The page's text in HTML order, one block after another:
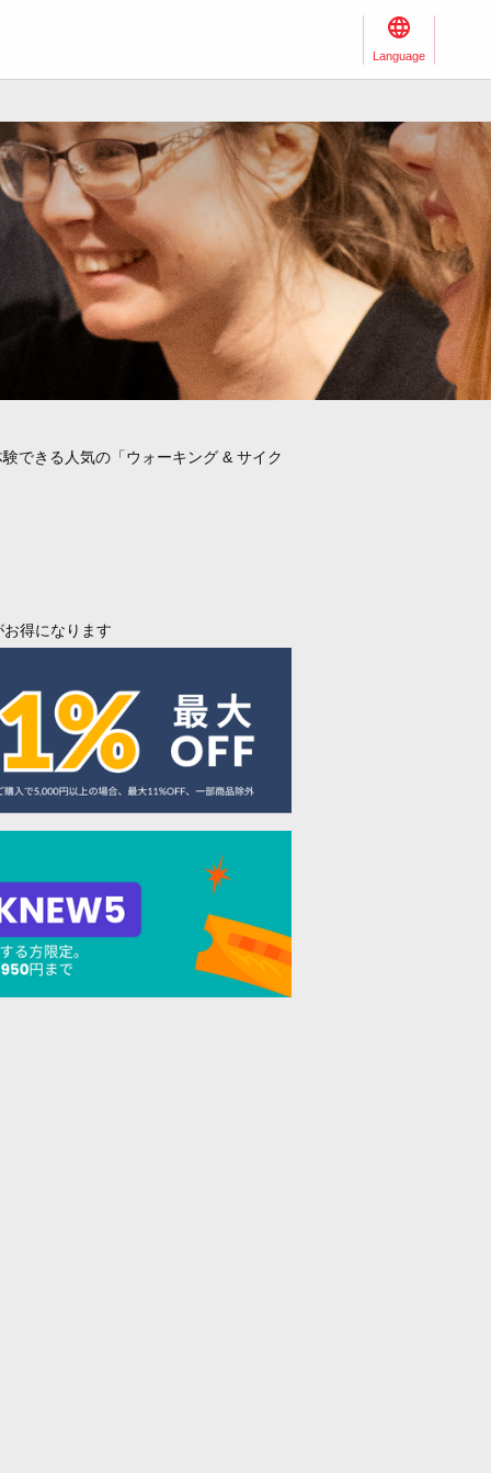
Language
できる人気の「ウォーキング & サイク
得になります